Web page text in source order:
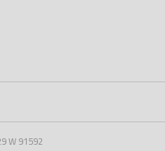
W 91592